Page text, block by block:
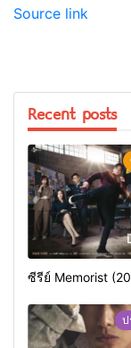
Source link
Recent posts
ซีรีย์ Memorist
ป